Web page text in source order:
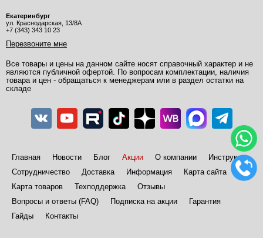
Екатеринбург
ул. Краснодарская, 13/8А
+7 (343) 343 10 23
Перезвоните мне
Все товары и цены на данном сайте носят справочный характер и не
являются публичной офертой. По вопросам комплектации, наличия
товара и цен - обращаться к менеджерам или в раздел остатки на
складе
Главная Новости Блог Акции О компании
Инструкции
Сотрудничество
Доставка Информация
Карта сайта
Карта товаров
Техподдержка
Отзывы
Вопросы и ответы (FAQ)
Подписка на акции
Гарантия
Гайды
Контакты